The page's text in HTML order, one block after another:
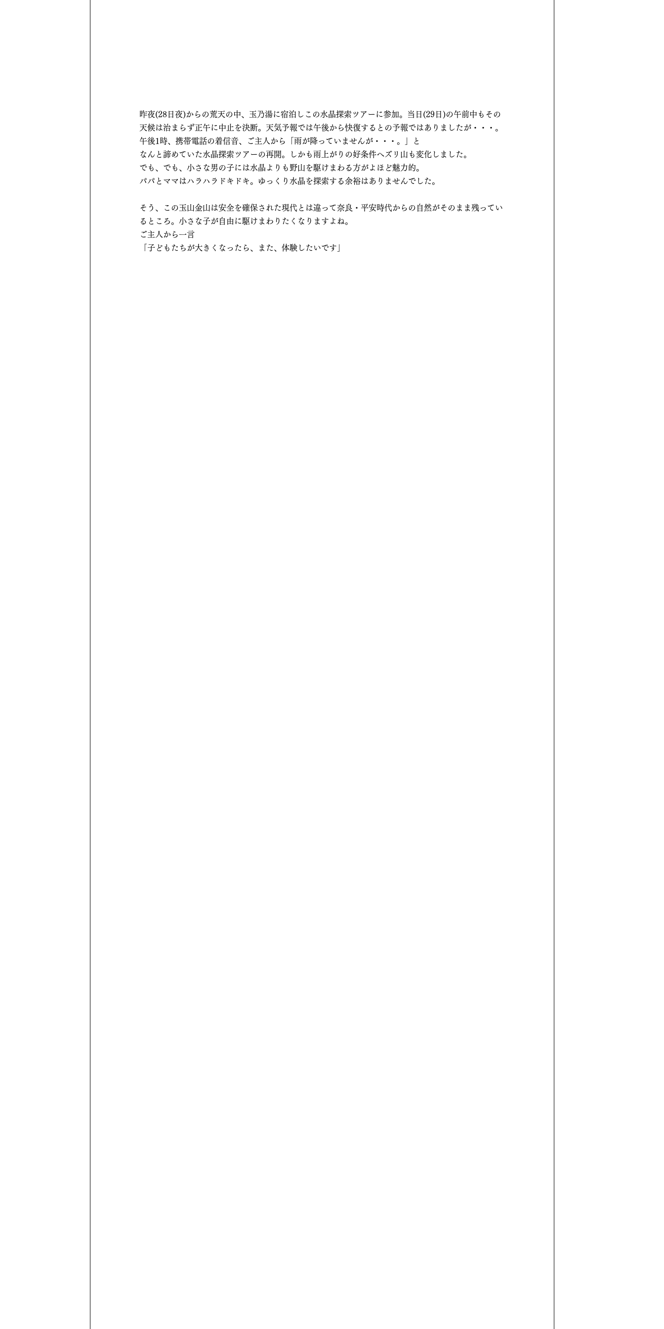
昨夜(28日夜)からの荒天の中、玉乃湯に宿泊しこの水晶探索ツアーに参加。当日(29日)の午前中もその
天候は治まらず正午に中止を決断。天気予報では午後から快復するとの予報ではありましたが・・・。
午後1時、携帯電話の着信音、ご主人から「雨が降っていませんが・・・。」と
なんと諦めていた水晶探索ツアーの再開。しかも雨上がりの好条件へズリ山も変化しました。
でも、でも、小さな男の子には水晶よりも野山を駆けまわる方がよほど魅力的。
パパとママはハラハラドキドキ。ゆっくり水晶を探索する余裕はありませんでした。
そう、この玉山金山は安全を確保された現代とは違って奈良・平安時代からの自然がそのまま残ってい
るところ。小さな子が自由に駆けまわりたくなりますよね。
ご主人から一言
「子どもたちが大きくなったら、また、体験したいです」